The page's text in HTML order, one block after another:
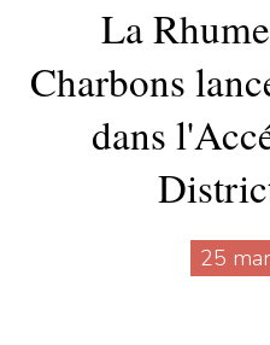
La
Charbons
dans
25